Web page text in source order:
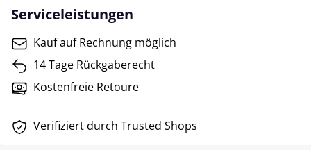
Serviceleistungen
Kauf auf Rechnung möglich
14 Tage Rückgaberecht
Kostenfreie Retoure
Verifiziert durch Trusted Shops